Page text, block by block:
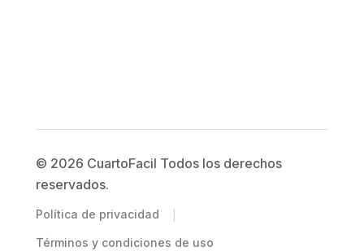
© 2026 CuartoFacil Todos los derechos
reservados.
Política de privacidad |
Términos y condiciones de uso